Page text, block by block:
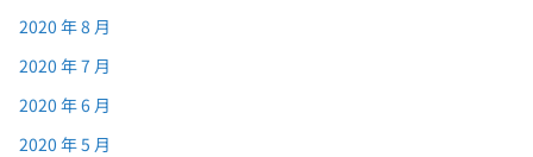
2020 年 8 月
2020 年 7 月
2020 年 6 月
2020 年 5 月